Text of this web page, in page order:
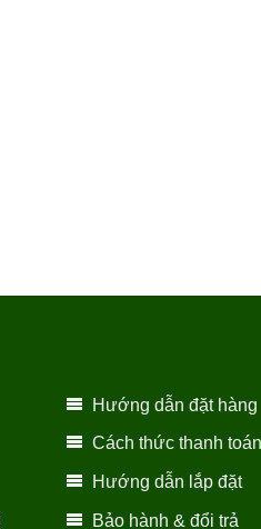
Hướng dẫn đặt hàng
Cách thức thanh toán
Hướng dẫn lắp đặt
Bảo hành & đổi trả